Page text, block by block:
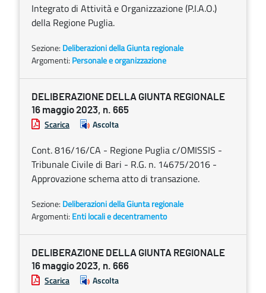
Integrato di Attività e Organizzazione (P.I.A.O.)
della Regione Puglia.
Sezione: Deliberazioni della Giunta regionale
Argomenti: Personale e organizzazione
DELIBERAZIONE DELLA GIUNTA REGIONALE
16 maggio 2023, n. 665
Scarica Ascolta
Cont. 816/16/CA - Regione Puglia c/OMISSIS -
Tribunale Civile di Bari - R.G. n. 14675/2016 -
Approvazione schema atto di transazione.
Sezione: Deliberazioni della Giunta regionale
Argomenti: Enti locali e decentramento
DELIBERAZIONE DELLA GIUNTA REGIONALE
16 maggio 2023, n. 666
Scarica Ascolta